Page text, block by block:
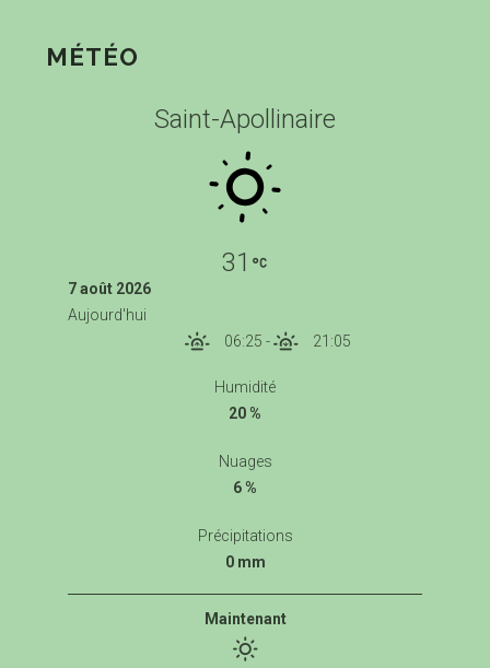
MÉTÉO
Saint-Apollinaire
31
7 août 2026
Aujourd'hui
06:25 - 21:05
Humidité
20 %
Nuages
6 %
Précipitations
0 mm
Maintenant